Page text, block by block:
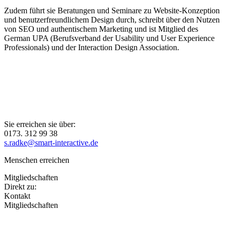
Zudem führt sie Beratungen und Seminare zu Website-Konzeption
und benutzerfreundlichem Design durch, schreibt über den Nutzen
von SEO und authentischem Marketing und ist Mitglied des
German UPA (Berufsverband der Usability und User Experience
Professionals) und der Interaction Design Association.
Sie erreichen sie über:
0173. 312 99 38
s.radke@smart-interactive.de
Menschen erreichen
Mitgliedschaften
Direkt zu:
Kontakt
Mitgliedschaften